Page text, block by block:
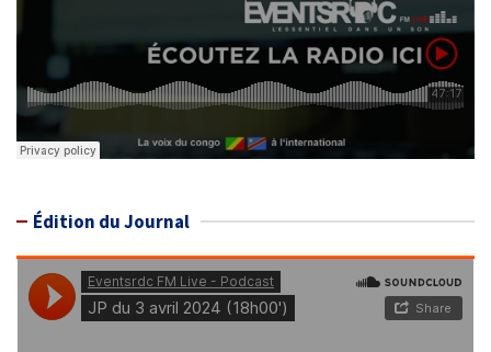
Édition du Journal